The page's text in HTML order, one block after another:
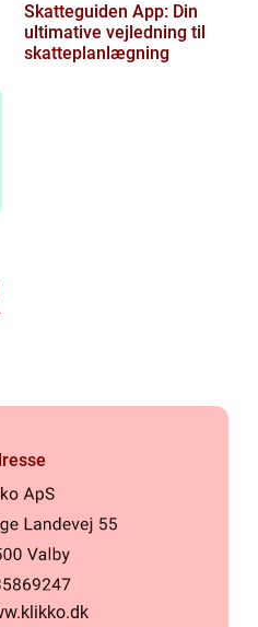
Skatteguiden App: Din
ultimative vejledning til
skatteplanlægning